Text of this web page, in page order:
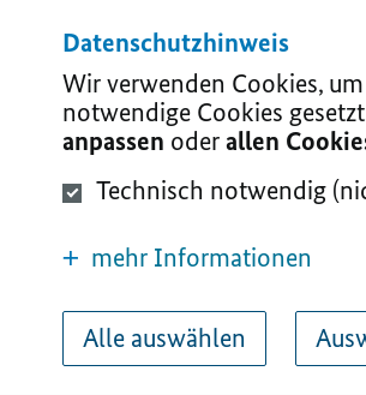
Datenschutzhinweis
Wir verwenden Cookies,
notwendige Cookies
anpassen oderallen
Technisch notwendig
mehr Informationen
Alle auswählen